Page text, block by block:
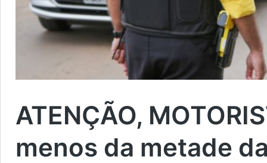
ATENÇÃO,
menos da metade